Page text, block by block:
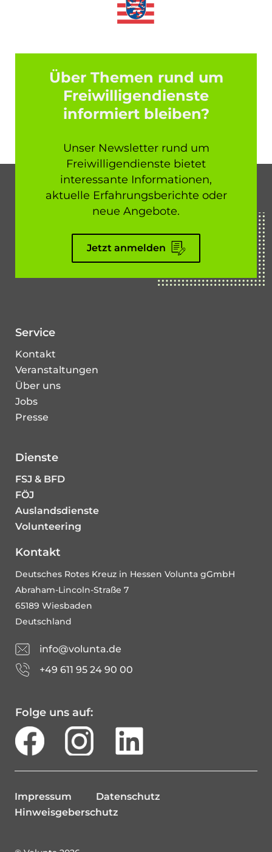
Über Themen rund um
Freiwilligendienste
informiert bleiben?
Unser Newsletter rund um
Freiwilligendienste bietet
interessante Informationen,
aktuelle Erfahrungsberichte oder
neue Angebote.
Jetzt anmelden
Service
Kontakt
Veranstaltungen
Über uns
Jobs
Presse
Dienste
FSJ & BFD
FÖJ
Auslandsdienste
Volunteering
Kontakt
Deutsches Rotes Kreuz in Hessen Volunta gGmbH
Abraham-Lincoln-Straße 7
65189 Wiesbaden
Deutschland
info@volunta.de
+49 611 95 24 90 00
Folge uns auf:
Impressum
Datenschutz
Hinweisgeberschutz